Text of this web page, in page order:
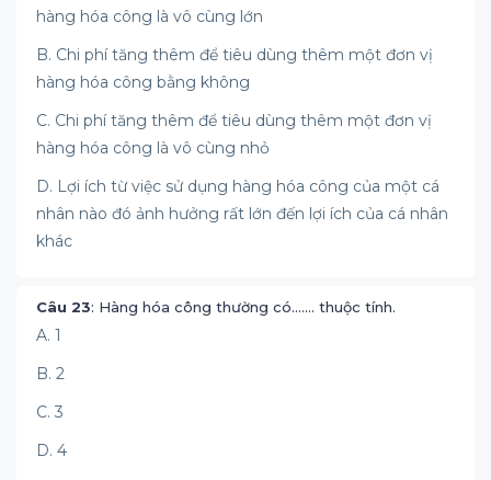
hàng hóa công là vô cùng lớn
B. Chi phí tăng thêm để tiêu dùng thêm một đơn vị
hàng hóa công bằng không
C. Chi phí tăng thêm để tiêu dùng thêm một đơn vị
hàng hóa công là vô cùng nhỏ
D. Lợi ích từ việc sử dụng hàng hóa công của một cá
nhân nào đó ảnh hưởng rất lớn đến lợi ích của cá nhân
khác
Câu 23: Hàng hóa công thường có……. thuộc tính.
A. 1
B. 2
C. 3
D. 4